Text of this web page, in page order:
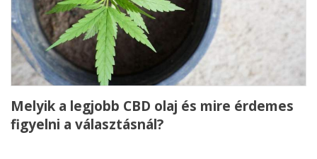
Melyik a legjobb CBD olaj és mire érdemes
figyelni a választásnál?